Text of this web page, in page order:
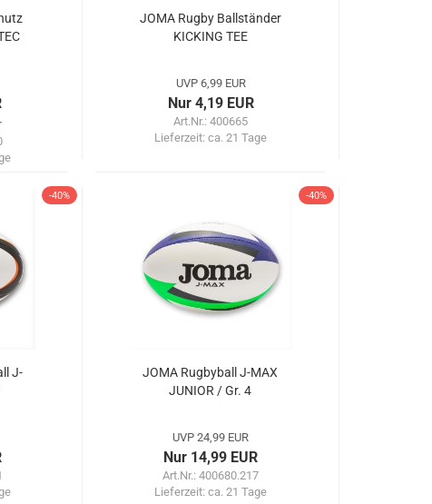
JOMA Rugby Ballständer
KICKING TEE
UVP 6,99 EUR
Nur 4,19 EUR
Art.Nr.: 400665
Lieferzeit:ca. 21 Tage
-40%
J-
-40%
JOMA Rugbyball J-MAX
JUNIOR / Gr. 4
UVP 24,99 EUR
Nur 14,99 EUR
Art.Nr.: 400680.217
Lieferzeit:ca. 21 Tage